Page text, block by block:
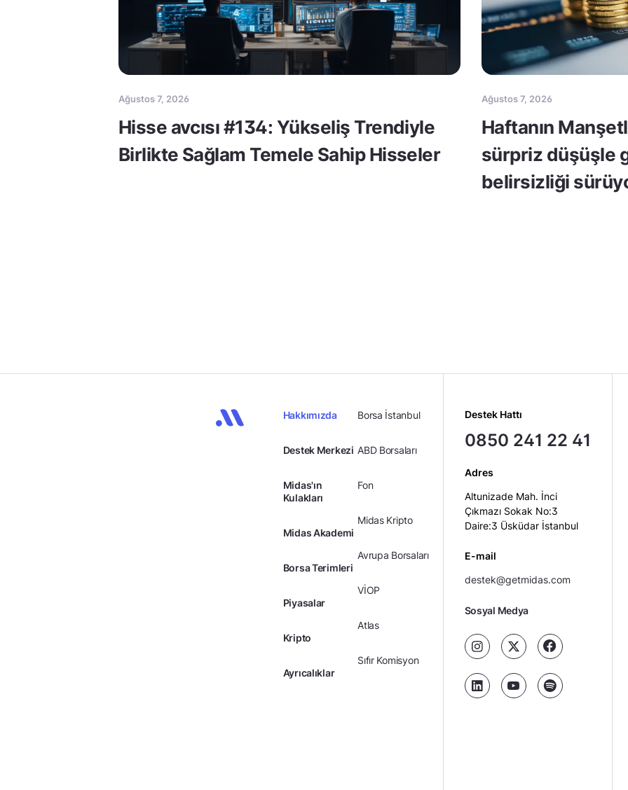
Ağustos 7, 2026
Hisse avcısı #134: Yükseliş Trendiyle
Birlikte Sağlam Temele Sahip Hisseler
Ağustos 7, 2026
Haftanın
sürpriz düşüşle
belirsizliği
Hakkımızda
Destek Merkezi
Midas'ın
Kulakları
Midas Akademi
Borsa Terimleri
Piyasalar
Kripto
Ayrıcalıklar
Borsa İstanbul
ABD Borsaları
Fon
Midas Kripto
Avrupa Borsaları
VİOP
Atlas
Sıfır Komisyon
Destek Hattı
0850 241 22 41
Adres
Altunizade Mah. İnci
Çıkmazı Sokak No:3
Daire:3 Üsküdar İstanbul
E-mail
destek@getmidas.com
Sosyal Medya